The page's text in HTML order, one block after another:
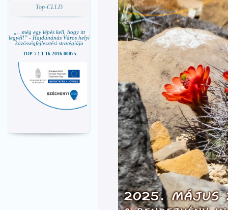
Top-CLLD
„…még egy lépés kell, hogy itt
legyél!” - Hajdúnánás Város helyi
közösségfejlesztési stratégiája
TOP-7.1.1-16-2016-00075